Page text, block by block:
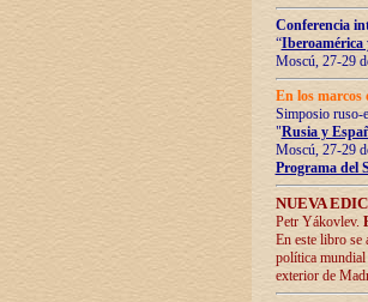
Conferencia
“Iberoamérica
Moscú, 27-29
En los marcos
Simposio ruso-
"Rusia y
Moscú, 27-29
Programa del
NUEVA
Petr Yákovlev.
En este libro se
política mundial
exterior de